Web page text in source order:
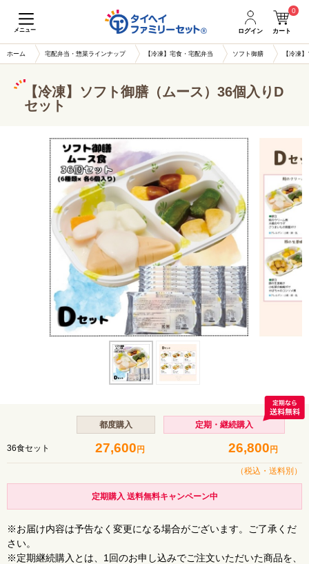
メニュー ログイン カート
0
ホーム 宅配弁当・惣菜ラインナップ 【冷凍】宅食・宅配弁当 ソフト御膳 【冷凍
【冷凍】ソフト御膳（ムース）36個入りD
セット
都度購入 定期・継続購入
36食セット 27,600 円 26,800 円
（税込・ 送料別 ）
定期購入 送料無料キャンペーン中
※お届け内容は予告なく変更になる場合がございます。ご了承くだ
さい。
※定期継続購入とは、1回のお申し込みでご注文いただいた商品を、